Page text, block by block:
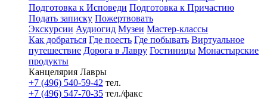
Подготовка к Исповеди Подготовка к Причастию
Подать записку Пожертвовать
Экскурсии Аудиогид Музеи Мастер-классы
Как добраться Где поесть Где побывать Виртуальное
путешествие Дорога в Лавру Гостиницы Монастырские
продукты
Канцелярия Лавры
+7 (496) 540-59-42 тел.
+7 (496) 547-70-35 тел./факс